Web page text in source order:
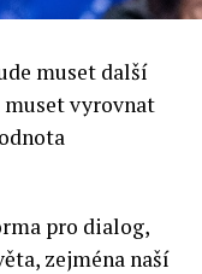
muset další
muset vyrovnat
pro dialog,
zejména naší